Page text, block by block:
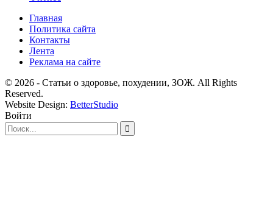
Главная
Политика сайта
Контакты
Лента
Реклама на сайте
© 2026 - Статьи о здоровье, похудении, ЗОЖ. All Rights
Reserved.
Website Design: BetterStudio
Войти